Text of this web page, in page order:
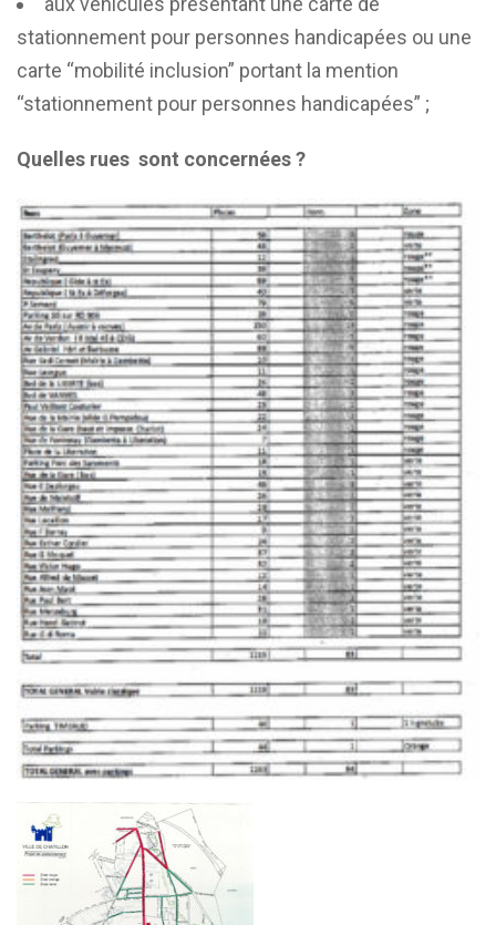
stationnement pour personnes handicapées ou une
carte “mobilité inclusion” portant la mention
“stationnement pour personnes handicapées” ;
Quelles rues sont concernées ?